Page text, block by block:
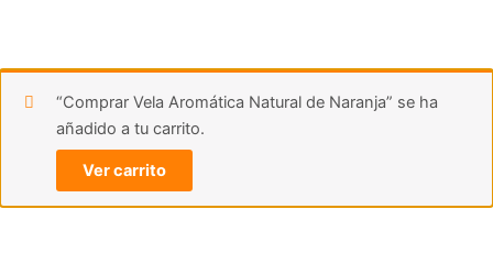
“Comprar Vela Aromática Natural de Naranja” se ha
añadido a tu carrito.
Ver carrito